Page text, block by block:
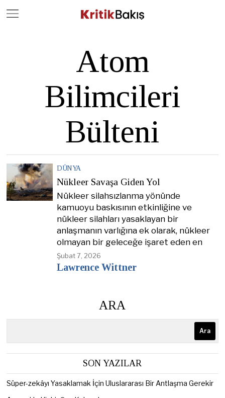
Atom
Bilimcileri
Bülteni
DÜNYA
Nükleer Savaşa Giden Yol
Nükleer silahsızlanma yönünde
kamuoyu baskısının etkinliğine ve
nükleer silahları yasaklayan bir
anlaşmanın varlığına ek olarak, nükleer
olmayan bir geleceğe işaret eden en
Şubat 7, 2026
Lawrence Wittner
ARA
Ara
SON YAZILAR
Süper-zekâyı Yasaklamak İçin Uluslararası Bir Antlaşma Gerekir